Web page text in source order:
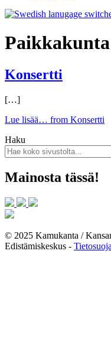
Konsertti
[…]
Lue lisää… from Konsertti
Haku
Mainosta tässä!
© 2025 Kamukanta /
Edistämiskeskus -